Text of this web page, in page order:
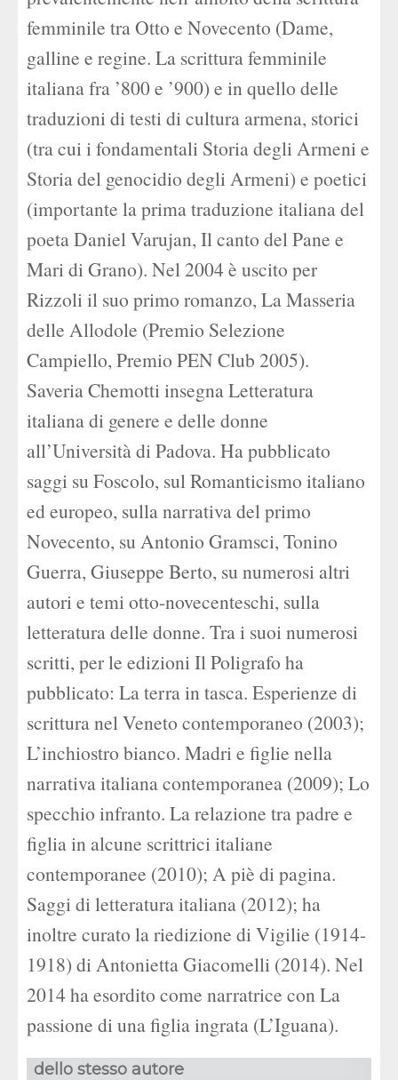
femminile tra Otto e Novecento (Dame,
galline e regine. La scrittura femminile
italiana fra ’800 e ’900) e in quello delle
traduzioni di testi di cultura armena, storici
(tra cui i fondamentali Storia degli Armeni e
Storia del genocidio degli Armeni) e poetici
(importante la prima traduzione italiana del
poeta Daniel Varujan, Il canto del Pane e
Mari di Grano). Nel 2004 è uscito per
Rizzoli il suo primo romanzo, La Masseria
delle Allodole (Premio Selezione
Campiello, Premio PEN Club 2005).
Saveria Chemotti insegna Letteratura
italiana di genere e delle donne
all’Università di Padova. Ha pubblicato
saggi su Foscolo, sul Romanticismo italiano
ed europeo, sulla narrativa del primo
Novecento, su Antonio Gramsci, Tonino
Guerra, Giuseppe Berto, su numerosi altri
autori e temi otto-novecenteschi, sulla
letteratura delle donne. Tra i suoi numerosi
scritti, per le edizioni Il Poligrafo ha
pubblicato: La terra in tasca. Esperienze di
scrittura nel Veneto contemporaneo (2003);
L’inchiostro bianco. Madri e figlie nella
narrativa italiana contemporanea (2009); Lo
specchio infranto. La relazione tra padre e
figlia in alcune scrittrici italiane
contemporanee (2010); A piè di pagina.
Saggi di letteratura italiana (2012); ha
inoltre curato la riedizione di Vigilie (1914-
1918) di Antonietta Giacomelli (2014). Nel
2014 ha esordito come narratrice con La
passione di una figlia ingrata (L’Iguana).
dello stesso autore